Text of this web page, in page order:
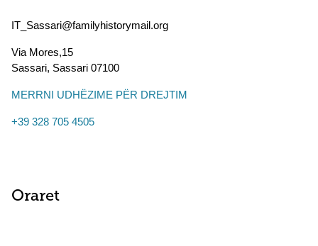
IT_Sassari@familyhistorymail.org
Via Mores,15
Sassari, Sassari 07100
MERRNI UDHËZIME PËR DREJTIM
+39 328 705 4505
Oraret